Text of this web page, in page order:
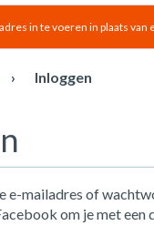
in te voeren in plaats
› Inloggen
e-mailadres of
om je met een